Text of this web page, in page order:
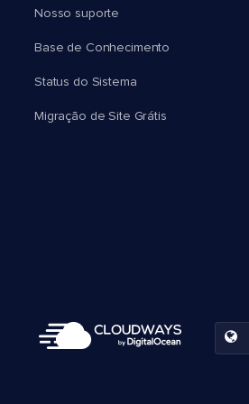
Nosso suporte
Base de Conhecimento
Status do Sistema
Migração de Site Grátis